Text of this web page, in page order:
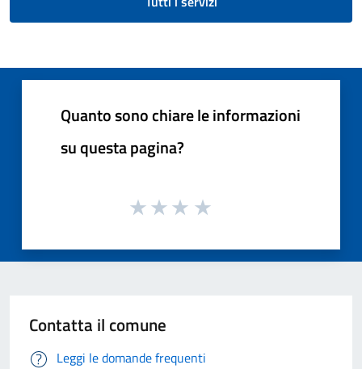
Quanto sono chiare le informazioni
su questa pagina?
Contatta il comune
Leggi le domande frequenti